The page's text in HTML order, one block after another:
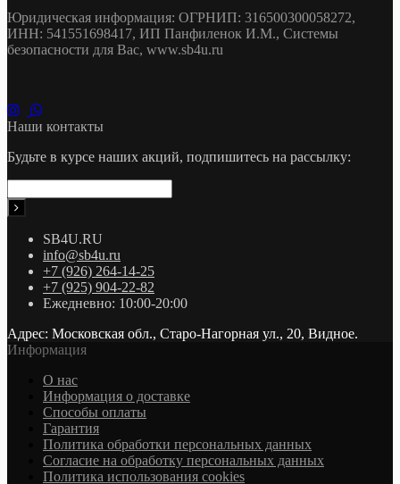
Юридическая информация: ОГРНИП: 316500300058272,
ИНН: 541551698417, ИП Панфиленок И.М., Системы
безопасности для Вас, www.sb4u.ru
Наши контакты
Будьте в курсе наших акций, подпишитесь на рассылку:
SB4U.RU
info@sb4u.ru
+7 (926) 264-14-25
+7 (925) 904-22-82
Ежедневно: 10:00-20:00
Адрес: Московская обл., Старо-Нагорная ул., 20, Видное.
Информация
О нас
Информация о доставке
Cпособы оплаты
Гарантия
Политика обработки персональных данных
Согласие на обработку персональных данных
Политика использования cookies